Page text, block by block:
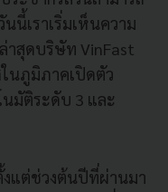
นี้เราเริ่มเห็นความ
าสุดบริษัท VinFast
นภูมิภาคเปิดตัว
มัติระดับ 3 และ
งแต่ช่วงต้นปีที่ผ่านมา